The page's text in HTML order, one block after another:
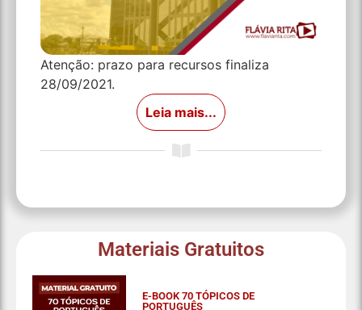
Atenção: prazo para recursos finaliza
28/09/2021.
Leia mais...
Materiais Gratuitos
E-BOOK 70 TÓPICOS DE
PORTUGUÊS